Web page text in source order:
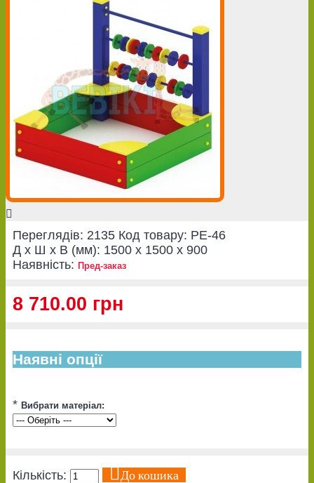
Переглядів: 2135 Код товару: PE-46
Д x Ш x В (мм): 1500 x 1500 x 900
Наявність: Пред-заказ
8 710.00 грн
Наявні опції
* Вибрати матеріал:
Кількість: До кошика